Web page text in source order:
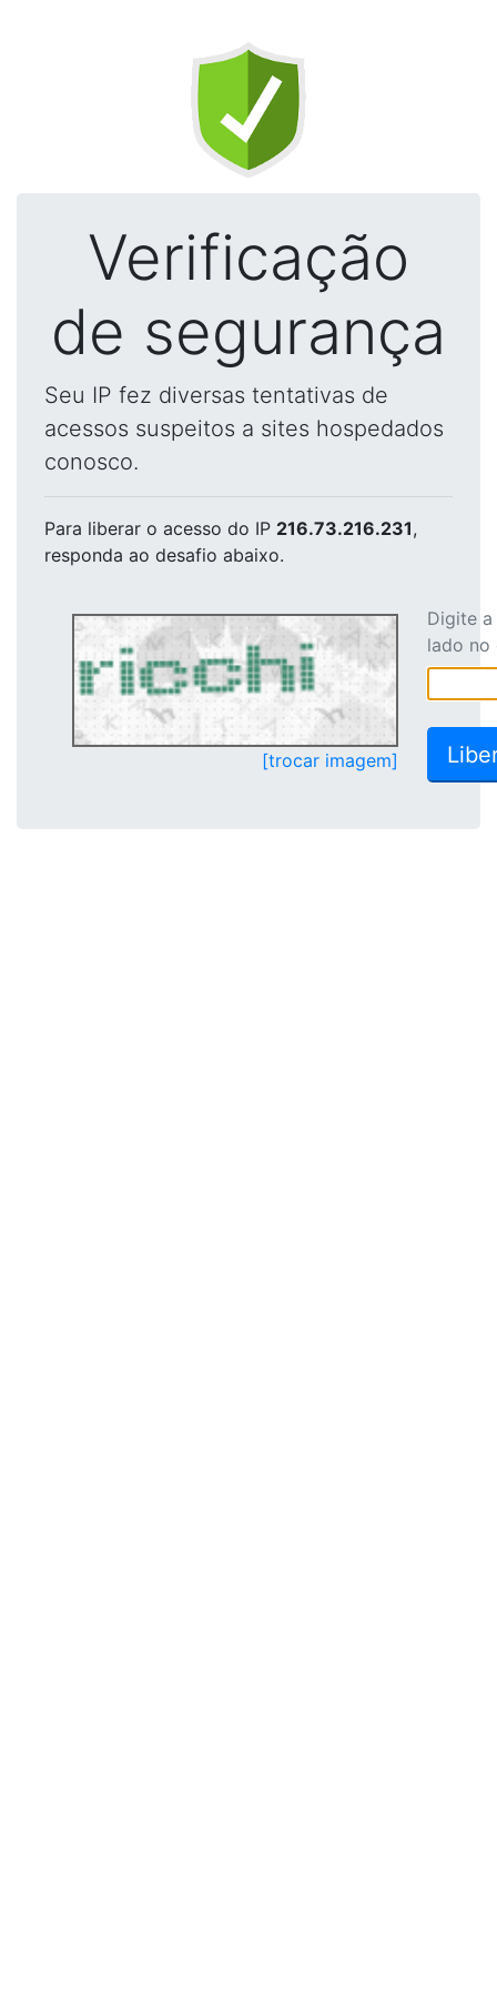
Verificação
de segurança
Seu IP fez diversas tentativas de
acessos suspeitos a sites hospedados
conosco.
Para liberar o acesso do IP 216.73.216.231,
responda ao desafio abaixo.
[trocar imagem]
Digite
lado no